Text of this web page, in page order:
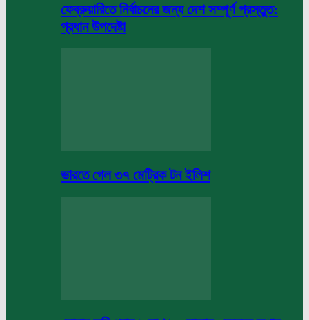
ফেব্রুয়ারিতে নির্বাচনের জন্য দেশ সম্পূর্ণ প্রস্তুত:
প্রধান উপদেষ্টা
ভারতে গেল ৩৭ মেট্রিক টন ইলিশ